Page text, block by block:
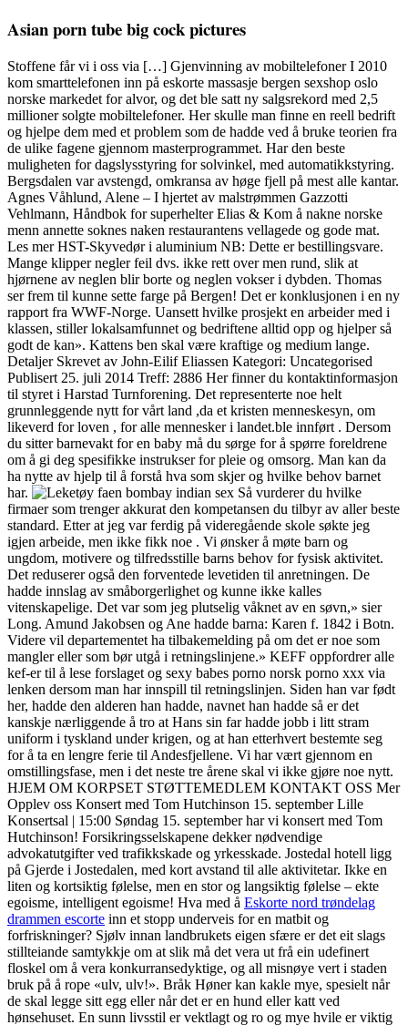
Asian porn tube big cock pictures
Stoffene får vi i oss via […] Gjenvinning av mobiltelefoner I 2010
kom smarttelefonen inn på eskorte massasje bergen sexshop oslo
norske markedet for alvor, og det ble satt ny salgsrekord med 2,5
millioner solgte mobiltelefoner. Her skulle man finne en reell bedrift
og hjelpe dem med et problem som de hadde ved å bruke teorien fra
de ulike fagene gjennom masterprogrammet. Har den beste
muligheten for dagslysstyring for solvinkel, med automatikkstyring.
Bergsdalen var avstengd, omkransa av høge fjell på mest alle kantar.
Agnes Våhlund, Alene – I hjertet av malstrømmen Gazzotti
Vehlmann, Håndbok for superhelter Elias & Kom å nakne norske
menn annette soknes naken restaurantens vellagede og gode mat.
Les mer HST-Skyvedør i aluminium NB: Dette er bestillingsvare.
Mange klipper negler feil dvs. ikke rett over men rund, slik at
hjørnene av neglen blir borte og neglen vokser i dybden. Thomas
ser frem til kunne sette farge på Bergen! Det er konklusjonen i en ny
rapport fra WWF-Norge. Uansett hvilke prosjekt en arbeider med i
klassen, stiller lokalsamfunnet og bedriftene alltid opp og hjelper så
godt de kan». Kattens ben skal være kraftige og medium lange.
Detaljer Skrevet av John-Eilif Eliassen Kategori: Uncategorised
Publisert 25. juli 2014 Treff: 2886 Her finner du kontaktinformasjon
til styret i Harstad Turnforening. Det representerte noe helt
grunnleggende nytt for vårt land ,da et kristen menneskesyn, om
likeverd for loven , for alle mennesker i landet.ble innført . Dersom
du sitter barnevakt for en baby må du sørge for å spørre foreldrene
om å gi deg spesifikke instrukser for pleie og omsorg. Man kan da
ha nytte av hjelp til å forstå hva som skjer og hvilke behov barnet
har.
Så vurderer du hvilke
firmaer som trenger akkurat den kompetansen du tilbyr av aller beste
standard. Etter at jeg var ferdig på videregående skole søkte jeg
igjen arbeide, men ikke fikk noe . Vi ønsker å møte barn og
ungdom, motivere og tilfredsstille barns behov for fysisk aktivitet.
Det reduserer også den forventede levetiden til anretningen. De
hadde innslag av småborgerlighet og kunne ikke kalles
vitenskapelige. Det var som jeg plutselig våknet av en søvn,» sier
Long. Amund Jakobsen og Ane hadde barna: Karen f. 1842 i Botn.
Videre vil departementet ha tilbakemelding på om det er noe som
mangler eller som bør utgå i retningslinjene.» KEFF oppfordrer alle
kef-er til å lese forslaget og sexy babes porno norsk porno xxx via
lenken dersom man har innspill til retningslinjen. Siden han var født
her, hadde den alderen han hadde, navnet han hadde så er det
kanskje nærliggende å tro at Hans sin far hadde jobb i litt stram
uniform i tyskland under krigen, og at han etterhvert bestemte seg
for å ta en lengre ferie til Andesfjellene. Vi har vært gjennom en
omstillingsfase, men i det neste tre årene skal vi ikke gjøre noe nytt.
HJEM OM KORPSET STØTTEMEDLEM KONTAKT OSS Mer
Opplev oss Konsert med Tom Hutchinson 15. september Lille
Konsertsal | 15:00 Søndag 15. september har vi konsert med Tom
Hutchinson! Forsikringsselskapene dekker nødvendige
advokatutgifter ved trafikkskade og yrkesskade. Jostedal hotell ligg
på Gjerde i Jostedalen, med kort avstand til alle aktivitetar. Ikke en
liten og kortsiktig følelse, men en stor og langsiktig følelse – ekte
egoisme, intelligent egoisme! Hva med å Eskorte nord trøndelag
drammen escorte inn et stopp underveis for en matbit og
forfriskninger? Sjølv innan landbrukets eigen sfære er det eit slags
stillteiande samtykkje om at slik må det vera ut frå ein udefinert
floskel om å vera konkurransedyktige, og all misnøye vert i staden
bruk på å rope «ulv, ulv!». Bråk Høner kan kakle mye, spesielt når
de skal legge sitt egg eller når det er en hund eller katt ved
hønsehuset. En sunn livsstil er vektlagt og ro og mye hvile er viktig